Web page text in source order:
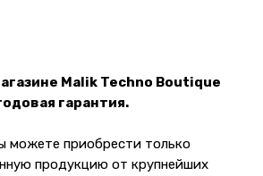
Malik Techno Boutique
гарантия.
можете приобрести только
продукцию от крупнейших
)